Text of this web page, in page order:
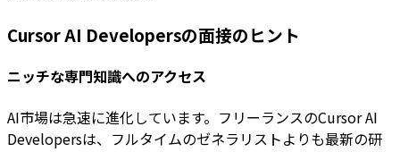
Cursor AI Developersの面接のヒント
ニッチな専門知識へのアクセス
AI市場は急速に進化しています。フリーランスのCursor AI
Developersは、フルタイムのゼネラリストよりも最新の研